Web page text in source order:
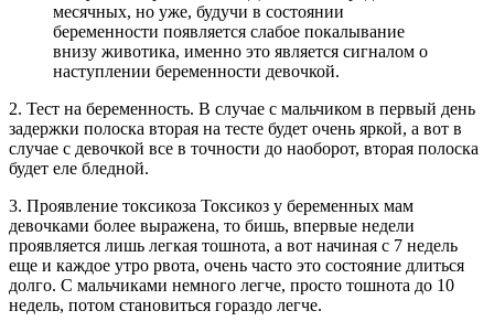
месячных, но уже, будучи в состоянии
беременности появляется слабое покалывание
внизу животика, именно это является сигналом о
наступлении беременности девочкой.
2. Тест на беременность. В случае с мальчиком в первый день
задержки полоска вторая на тесте будет очень яркой, а вот в
случае с девочкой все в точности до наоборот, вторая полоска
будет еле бледной.
3. Проявление токсикоза Токсикоз у беременных мам
девочками более выражена, то бишь, впервые недели
проявляется лишь легкая тошнота, а вот начиная с 7 недель
еще и каждое утро рвота, очень часто это состояние длиться
долго. С мальчиками немного легче, просто тошнота до 10
недель, потом становиться гораздо легче.